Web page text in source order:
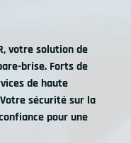
votre solution de
brise. Forts de
de haute
sécurité sur la
pour une